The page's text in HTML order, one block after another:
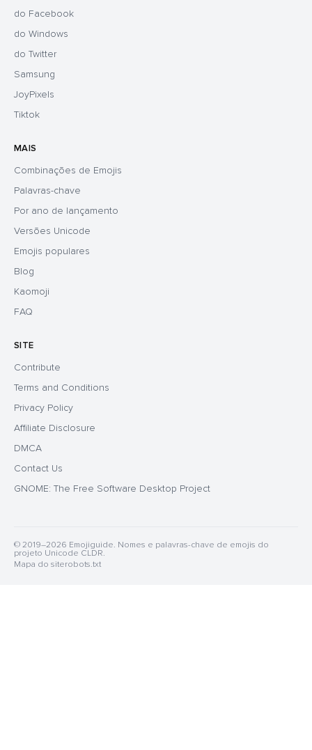
do Facebook
do Windows
do Twitter
Samsung
JoyPixels
Tiktok
MAIS
Combinações de Emojis
Palavras-chave
Por ano de lançamento
Versões Unicode
Emojis populares
Blog
Kaomoji
FAQ
SITE
Contribute
Terms and Conditions
Privacy Policy
Affiliate Disclosure
DMCA
Contact Us
GNOME: The Free Software Desktop Project
© 2019–2026 Emojiguide. Nomes e palavras-chave de emojis do
projeto Unicode CLDR.
Mapa do siterobots.txt